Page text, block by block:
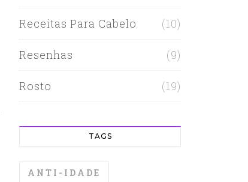
Receitas Para Cabelo (10)
Resenhas (9)
Rosto (19)
TAGS
ANTI-IDADE